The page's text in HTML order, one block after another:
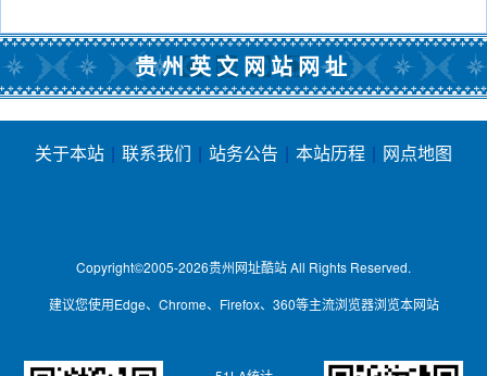
贵州英文网站网址
关于本站 | 联系我们 | 站务公告 | 本站历程 | 网点地图
Copyright©2005-2026贵州网址酷站All Rights Reserved.
建议您使用Edge、Chrome、Firefox、360等主流浏览器浏览本网站